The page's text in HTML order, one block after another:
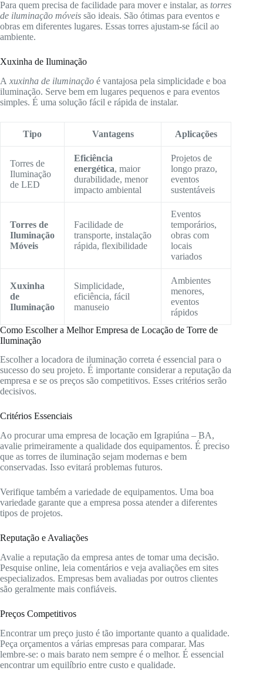
Para quem precisa de facilidade para mover e instalar, as torres
de iluminação móveis são ideais. São ótimas para eventos e
obras em diferentes lugares. Essas torres ajustam-se fácil ao
ambiente.
Xuxinha de Iluminação
A xuxinha de iluminação é vantajosa pela simplicidade e boa
iluminação. Serve bem em lugares pequenos e para eventos
simples. É uma solução fácil e rápida de instalar.
Tipo Vantagens Aplicações
Torres de
Iluminação
de LED
Eficiência
energética, maior
durabilidade, menor
impacto ambiental
Projetos de
longo prazo,
eventos
sustentáveis
Torres de
Iluminação
Móveis
Facilidade de
transporte, instalação
rápida, flexibilidade
Eventos
temporários,
obras com
locais
variados
Xuxinha
de
Iluminação
Simplicidade,
eficiência, fácil
manuseio
Ambientes
menores,
eventos
rápidos
Como Escolher a Melhor Empresa de Locação de Torre de
Iluminação
Escolher a locadora de iluminação correta é essencial para o
sucesso do seu projeto. É importante considerar a reputação da
empresa e se os preços são competitivos. Esses critérios serão
decisivos.
Critérios Essenciais
Ao procurar uma empresa de locação em Igrapiúna – BA,
avalie primeiramente a qualidade dos equipamentos. É preciso
que as torres de iluminação sejam modernas e bem
conservadas. Isso evitará problemas futuros.
Verifique também a variedade de equipamentos. Uma boa
variedade garante que a empresa possa atender a diferentes
tipos de projetos.
Reputação e Avaliações
Avalie a reputação da empresa antes de tomar uma decisão.
Pesquise online, leia comentários e veja avaliações em sites
especializados. Empresas bem avaliadas por outros clientes
são geralmente mais confiáveis.
Preços Competitivos
Encontrar um preço justo é tão importante quanto a qualidade.
Peça orçamentos a várias empresas para comparar. Mas
lembre-se: o mais barato nem sempre é o melhor. É essencial
encontrar um equilíbrio entre custo e qualidade.